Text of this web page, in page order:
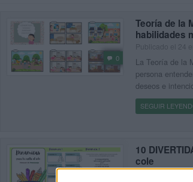
0
Teoría de la
habilidades
La Teoría de la
persona
deseos e
SEGUIR
10
cole
Publicado el 6